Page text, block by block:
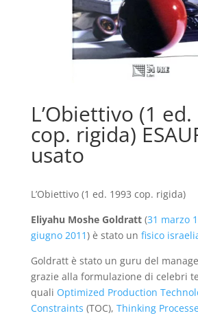
L’Obiettivo (1
cop. rigida)
usato
L’Obiettivo (1 ed. 1993 cop. rigida)
Eliyahu Moshe Goldratt(31 marzo
giugno 2011) è stato un fisico
Goldratt è stato un guru del
grazie alla formulazione di celebri
quali Optimized Production
Constraints (TOC), Thinking